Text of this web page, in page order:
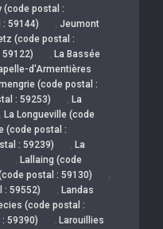
(code postal :
59144) , Jeumont
(code postal :
, La Bassée
d'Armentières
(code postal :
: 59253) , La
, La Longueville (code
(code postal :
: 59239) , La
, Lallaing (code
postal : 59130) ,
: 59552) , Landas
(code postal :
59390) , Larouillies